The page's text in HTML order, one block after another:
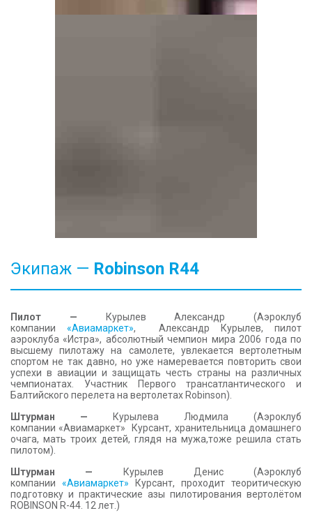
Экипаж — Robinson R44
Пилот —
Курылев Александр (Аэроклуб
компании«Авиамаркет», Александр Курылев, пилот
аэроклуба «Истра», абсолютный чемпион мира 2006 года по
высшему пилотажу на самолете, увлекается вертолетным
спортом не так давно, но уже намеревается повторить свои
успехи в авиации и защищать честь страны на различных
чемпионатах. Участник Первого трансатлантического и
Балтийского перелета на вертолетах Robinson).
Штурман —
Курылева Людмила (Аэроклуб
компании «Авиамаркет» Курсант, хранительница домашнего
очага, мать троих детей, глядя на мужа,тоже решила стать
пилотом).
Штурман —
Курылев Денис (Аэроклуб
компании «Авиамаркет»
Курсант, проходит теоритическую
подготовку и практические азы пилотирования вертолётом
ROBINSON R-44. 12 лет.)